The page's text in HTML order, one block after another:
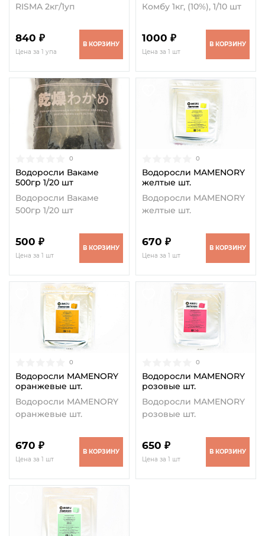
RISMA 2кг/1уп
840 ₽
Цена за 1 упа
В КОРЗИНУ
Комбу 1кг, (10%), 1/10 шт
1000 ₽
Цена за 1 шт
В КОРЗИНУ
0
Водоросли Вакаме
500гр 1/20 шт
Водоросли Вакаме
500гр 1/20 шт
500 ₽
Цена за 1 шт
В КОРЗИНУ
0
Водоросли MAMENORY
желтые шт.
Водоросли MAMENORY
желтые шт.
670 ₽
Цена за 1 шт
В КОРЗИНУ
0
Водоросли MAMENORY
оранжевые шт.
Водоросли MAMENORY
оранжевые шт.
670 ₽
Цена за 1 шт
В КОРЗИНУ
0
Водоросли MAMENORY
розовые шт.
Водоросли MAMENORY
розовые шт.
650 ₽
Цена за 1 шт
В КОРЗИНУ